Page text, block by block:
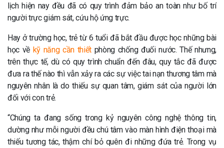
lịch hiện nay đều đã có quy trình đảm bảo an toàn như bố trí
người trực giám sát, cứu hộ ứng trực.
Hay ở trường học, trẻ từ 6 tuổi đã bắt đầu được học những bài
học về kỹ năng cần thiết phòng chống đuối nước. Thế nhưng,
trên thực tế, dù có quy trình chuẩn đến đâu, quy tắc đã được
đưa ra thế nào thì vẫn xảy ra các sự việc tai nạn thương tâm mà
nguyên nhân là do thiếu sự quan tâm, giám sát của người lớn
đối với con trẻ.
“Chúng ta đang sống trong kỷ nguyên công nghệ thông tin,
dường như mỗi người đều chú tâm vào màn hình điện thoại mà
thiếu tương tác, thậm chí bỏ quên đi những đứa trẻ. Trong vụ